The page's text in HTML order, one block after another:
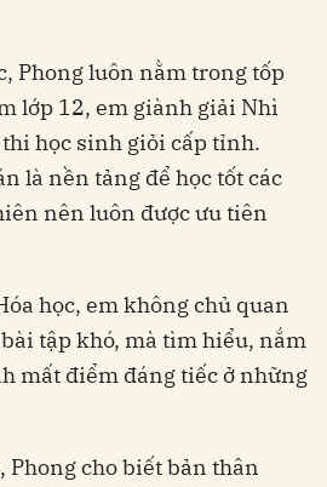
Phong luôn nằm trong tốp
lớp 12, em giành giải Nhì
học sinh giỏi cấp tỉnh.
là nền tảng để học tốt các
nên luôn được ưu tiên
học, em không chủ quan
tập khó, mà tìm hiểu, nắm
mất điểm đáng tiếc ở những
Phong cho biết bản thân